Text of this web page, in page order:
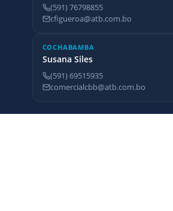
(591) 76798855
cfigueroa@atb.com.bo
COCHABAMBA
Susana Siles
(591) 69515935
comercialcbb@atb.com.bo